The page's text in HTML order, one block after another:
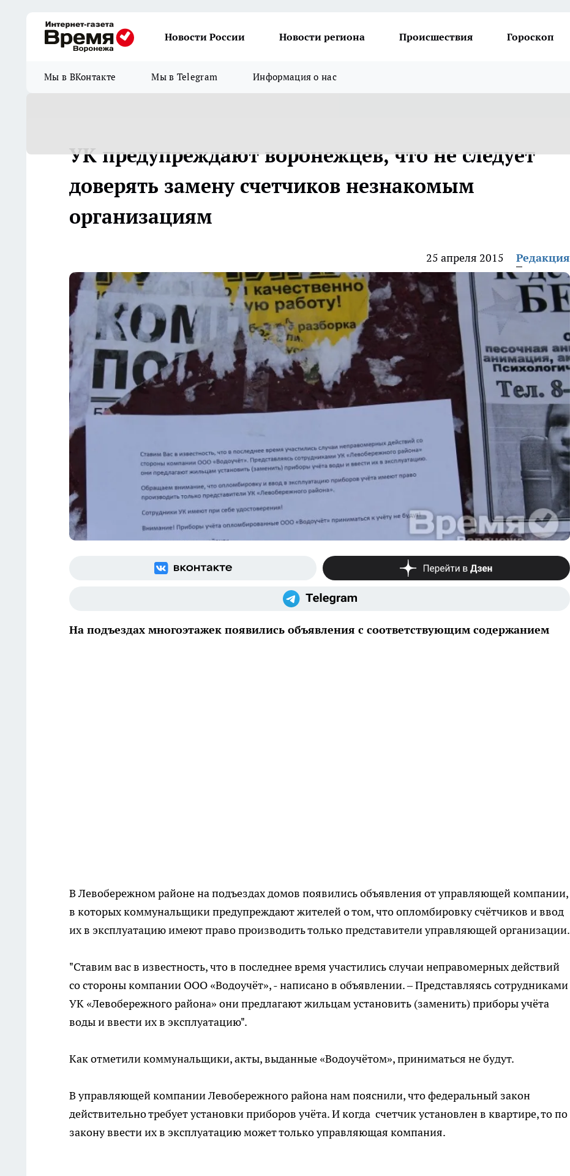
Новости России Новости региона Происшествия Гороскоп
Мы в ВКонтакте Мы в Telegram Информация о нас
УК предупреждают воронежцев, что не следует
доверять замену счетчиков незнакомым
организациям
25 апреля 2015 Редакция
На подъездах многоэтажек появились объявления с соответствующим содержанием
В Левобережном районе на подъездах домов появились объявления от управляющей компании,
в которых коммунальщики предупреждают жителей о том, что опломбировку счётчиков и ввод
их в эксплуатацию имеют право производить только представители управляющей организации.
"Ставим вас в известность, что в последнее время участились случаи неправомерных действий
со стороны компании ООО «Водоучёт», - написано в объявлении. – Представляясь сотрудниками
УК «Левобережного района» они предлагают жильцам установить (заменить) приборы учёта
воды и ввести их в эксплуатацию".
Как отметили коммунальщики, акты, выданные «Водоучётом», приниматься не будут.
В управляющей компании Левобережного района нам пояснили, что федеральный закон
действительно требует установки приборов учёта. И когда счетчик установлен в квартире, то по
закону ввести их в эксплуатацию может только управляющая компания.